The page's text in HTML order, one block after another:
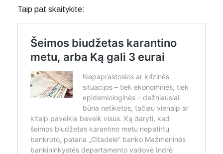
Taip pat skaitykite: